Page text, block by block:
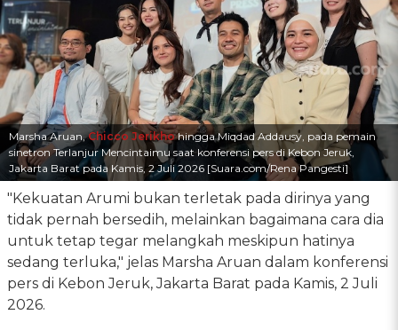
Marsha Aruan,Chicco Jerikhohingga Miqdad Addausy, pada pemain
sinetron Terlanjur Mencintaimu saat konferensi pers di Kebon Jeruk,
Jakarta Barat pada Kamis, 2 Juli 2026 [Suara.com/Rena Pangesti]
"Kekuatan Arumi bukan terletak pada dirinya yang
tidak pernah bersedih, melainkan bagaimana cara dia
untuk tetap tegar melangkah meskipun hatinya
sedang terluka," jelas Marsha Aruan dalam konferensi
pers di Kebon Jeruk, Jakarta Barat pada Kamis, 2 Juli
2026.